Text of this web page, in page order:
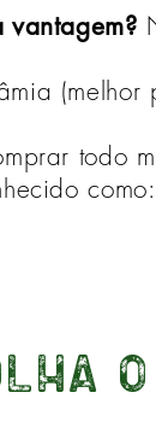
(melhor
todo